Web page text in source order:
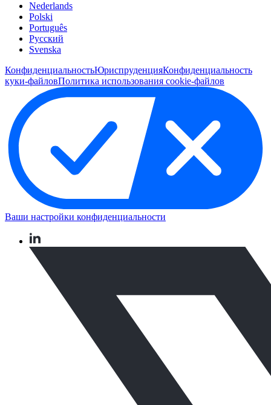
Nederlands
Polski
Português
Pусский
Svenska
КонфиденциальностьЮриспруденцияКонфиденциальность
куки-файловПолитика использования cookie-файлов
Ваши настройки конфиденциальности